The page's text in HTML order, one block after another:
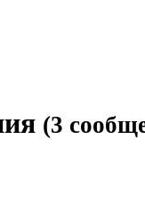
(3